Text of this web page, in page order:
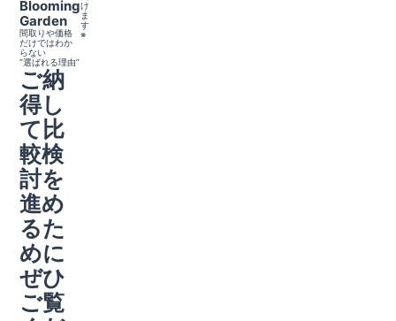
Blooming
Garden
間取りや価格
だけではわか
らない
“選ばれる理由”
ご納
得し
て比
較検
討を
進め
るた
めに
ぜひ
ご覧
け
ま
す
※